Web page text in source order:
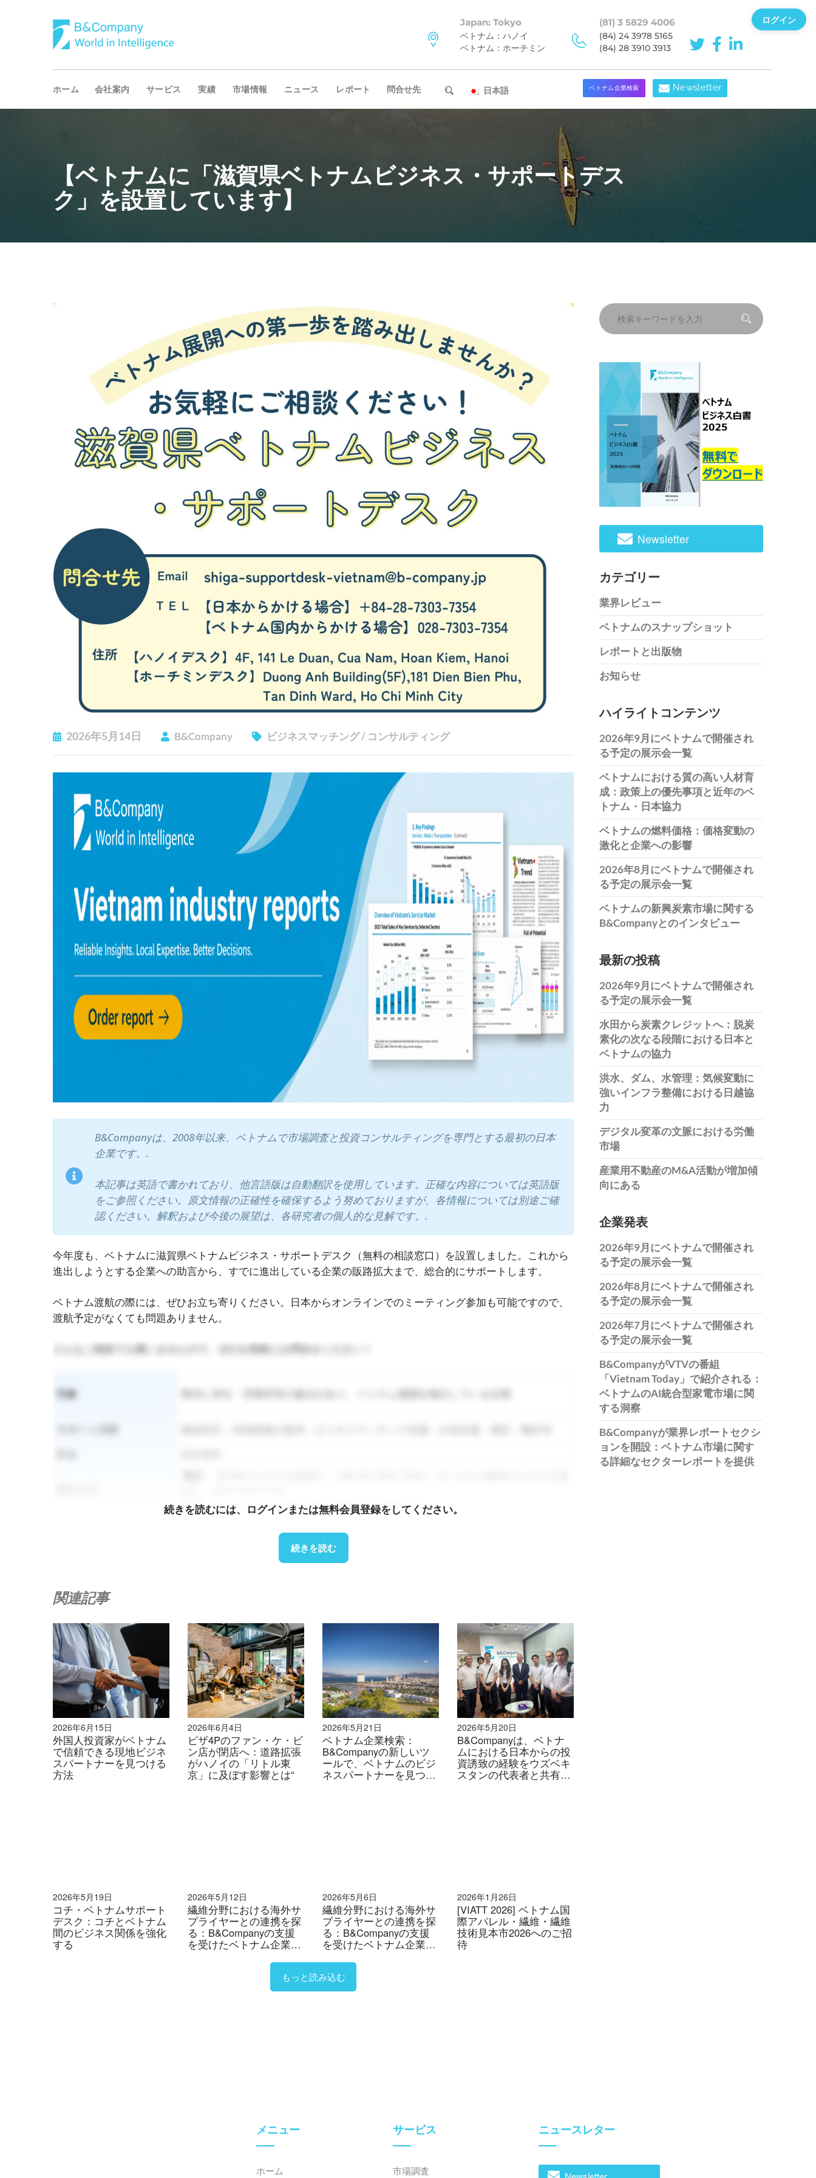
Japan: Tokyo
ベトナム：ハノイ
ベトナム：ホーチミン
(81) 3 5829 4006
(84) 24 3978 5165
(84) 28 3910 3913
ホーム 会社案内 サービス 実績 市場情報 ニュース レポート 問合せ先 日本語 ベトナム企業検索 Newsletter
【ベトナムに「滋賀県ベトナムビジネス・サポートデス
ク」を設置しています】
2026年5月14日 B&Company ビジネスマッチング/ コンサルティング
B&Companyは、2008年以来、ベトナムで市場調査と投資コンサルティングを専門とする最初の日本
企業です。.
本記事は英語で書かれており、他言語版は自動翻訳を使用しています。正確な内容については英語版
をご参照ください。原文情報の正確性を確保するよう努めておりますが、各情報については別途ご確
認ください。解釈および今後の展望は、各研究者の個人的な見解です。.
今年度も、ベトナムに滋賀県ベトナムビジネス・サポートデスク（無料の相談窓口）を設置しました。これから
進出しようとする企業への助言から、すでに進出している企業の販路拡大まで、総合的にサポートします。
ベトナム渡航の際には、ぜひお立ち寄りください。日本からオンラインでのミーティング参加も可能ですので、
渡航予定がなくても問題ありません。
どんなご相談でも構いませんので、ぜひお気軽にお問合せください！
対象 県内に本社・営業所等の拠点があり、ベトナム展開を検討している企業
Mail：shiga-supportdesk-vietnam@b-company.jp
https://www.pref.shiga.lg.jp/zigyousya/shien/syoukouroudou/345188.html
続きを読むには、ログインまたは無料会員登録をしてください。
続きを読む
関連記事
2026年6月15日
外国人投資家がベトナム
で信頼できる現地ビジネ
スパートナーを見つける
方法
2026年6月4日
ピザ4Pのファン・ケ・ビ
ン店が閉店へ：道路拡張
がハノイの「リトル東
京」に及ぼす影響とは“
2026年5月21日
ベトナム企業検索：
B&Companyの新しいツ
ールで、ベトナムのビジ
ネスパートナーを見つけ
2026年5月20日
B&Companyは、ベトナ
ムにおける日本からの投
資誘致の経験をウズベキ
スタンの代表者と共有し
2026年5月19日
コチ・ベトナムサポート
デスク：コチとベトナム
間のビジネス関係を強化
する
2026年5月12日
繊維分野における海外サ
プライヤーとの連携を探
る：B&Companyの支援
を受けたベトナム企業の
2026年5月6日
繊維分野における海外サ
プライヤーとの連携を探
る：B&Companyの支援
を受けたベトナム企業の
加（パート1）
2026年1月26日
[VIATT 2026] ベトナム国
際アパレル・繊維・繊維
技術見本市2026へのご招
待
もっと読み込む
Newsletter
カテゴリー
業界レビュー
ベトナムのスナップショット
レポートと出版物
お知らせ
ハイライトコンテンツ
2026年9月にベトナムで開催され
る予定の展示会一覧
ベトナムにおける質の高い人材育
成：政策上の優先事項と近年のベ
トナム・日本協力
ベトナムの燃料価格：価格変動の
激化と企業への影響
2026年8月にベトナムで開催され
る予定の展示会一覧
ベトナムの新興炭素市場に関する
B&Companyとのインタビュー
最新の投稿
2026年9月にベトナムで開催され
る予定の展示会一覧
水田から炭素クレジットへ：脱炭
素化の次なる段階における日本と
ベトナムの協力
洪水、ダム、水管理：気候変動に
強いインフラ整備における日越協
力
デジタル変革の文脈における労働
市場
産業用不動産のM&A活動が増加傾
向にある
企業発表
2026年9月にベトナムで開催され
る予定の展示会一覧
2026年8月にベトナムで開催され
る予定の展示会一覧
2026年7月にベトナムで開催され
る予定の展示会一覧
B&CompanyがVTVの番組
「Vietnam Today」で紹介される：
ベトナムのAI統合型家電市場に関
する洞察
B&Companyが業界レポートセクシ
ョンを開設：ベトナム市場に関す
る詳細なセクターレポートを提供
メニュー
ホーム
サービス
市場調査
ニュースレター
ログイン